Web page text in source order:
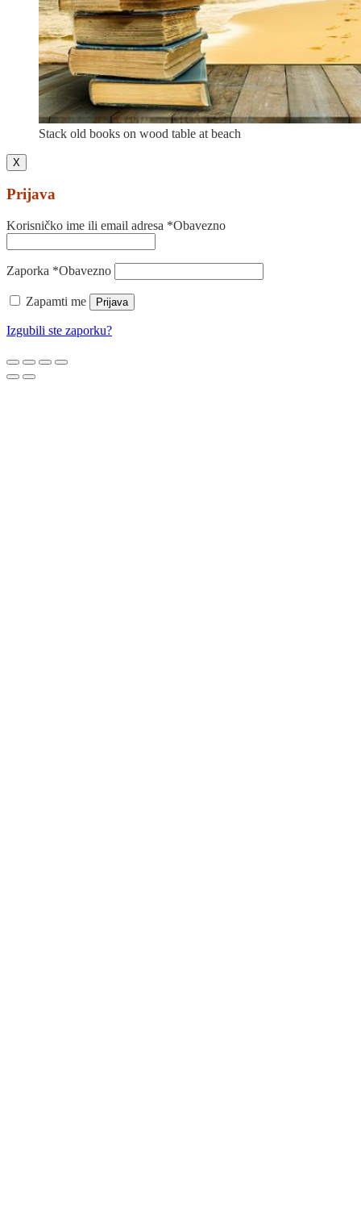
Stack old books on wood table at beach
X
Prijava
Korisničko ime ili email adresa *Obavezno
Zaporka *Obavezno
Zapamti me Prijava
Izgubili ste zaporku?